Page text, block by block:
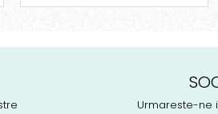
Urmareste-ne